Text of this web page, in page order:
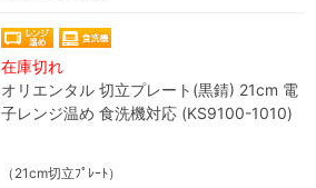
在庫切れ
オリエンタル 切立プレート(黒錆) 21cm 電
子レンジ温め 食洗機対応 (KS9100-1010)
（21cm切立ﾌﾟﾚｰﾄ）